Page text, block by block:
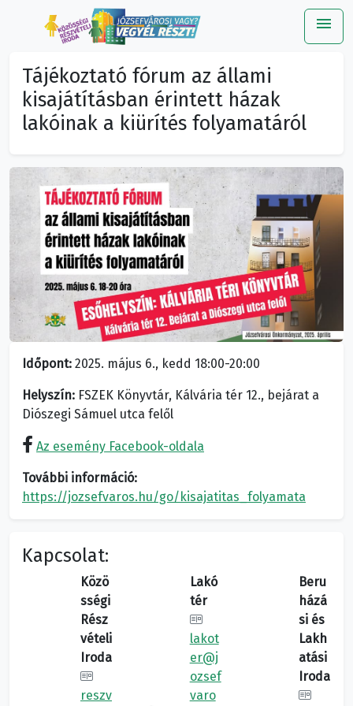
menu
Tájékoztató fórum az állami
kisajátításban érintett házak
lakóinak a kiürítés folyamatáról
Időpont: 2025. május 6., kedd 18:00-20:00
Helyszín: FSZEK Könyvtár, Kálvária tér 12., bejárat a
Diószegi Sámuel utca felől
Az esemény Facebook-oldala
További információ:
https://jozsefvaros.hu/go/kisajatitas_folyamata
Kapcsolat:
Közö
sségi
Rész
vételi
Iroda
reszv
Lakó
tér
lakot
er@j
ozsef
varo
Beru
házá
si és
Lakh
atási
Iroda